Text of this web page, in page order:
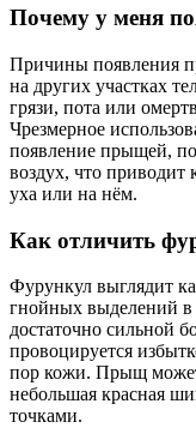
Почему у меня
Причины появления
на других участках
грязи, пота или
Чрезмерное
появление прыщей,
воздух, что
уха или на нём.
Как отличить
Фурункул выглядит
гнойных выделений в
достаточно сильной
провоцируется
пор кожи. Прыщ
небольшая красная
точками.